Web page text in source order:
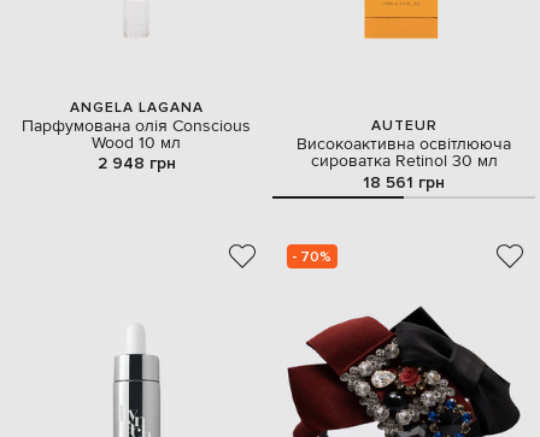
ANGELA LAGANA
Парфумована олія Conscious
Wood 10 мл
2 948 грн
AUTEUR
Високоактивна освітлююча
сироватка Retinol 30 мл
18 561 грн
- 70%